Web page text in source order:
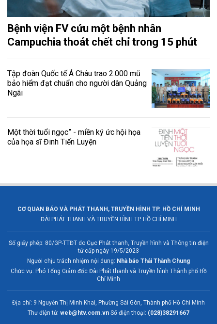
Bệnh viện FV cứu một bệnh nhân
Campuchia thoát chết chỉ trong 15 phút
Tập đoàn Quốc tế Á Châu trao 2.000 mũ
bảo hiểm đạt chuẩn cho người dân Quảng
Ngãi
Một thời tuổi ngọc” - miền ký ức hội họa
của họa sĩ Đinh Tiến Luyện
CƠ QUAN BÁO VÀ PHÁT THANH, TRUYỀN HÌNH TP. HỒ CHÍ MINH
ĐÀI PHÁT THANH VÀ TRUYỀN HÌNH TP. HỒ CHÍ MINH
Số giấy phép: 80/GP-TTĐT do Cục Phát thanh, Truyền hình và Thông tin điện
tử cấp ngày 19/5/2023
Người chịu trách nhiệm nội dung: Nhà báo Thái Thành Chung
Chức vụ: Phó Tổng Giám đốc Đài Phát thanh và Truyền hình Thành phố Hồ
Chí Minh
Địa chỉ: 9 Nguyễn Thị Minh Khai, Phường Sài Gòn, Thành phố Hồ Chí Minh
Thư điện tử: web@htv.com.vn Số điện thoại: (028)38291667